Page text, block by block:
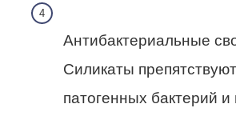
Антибактериальные
Силикаты
патогенных бактерий и